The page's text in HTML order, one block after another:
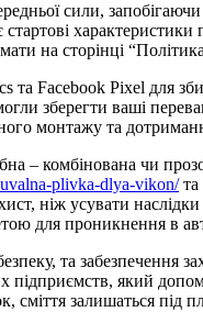
сили,
стартові
на сторінці
Facebook Pixel для
зберегти ваші
монтажу та
– комбінована чи
plivka-dlya-vikon/та
ніж усувати
для проникнення в
та забезпечення
підприємств, який
сміття залишаться